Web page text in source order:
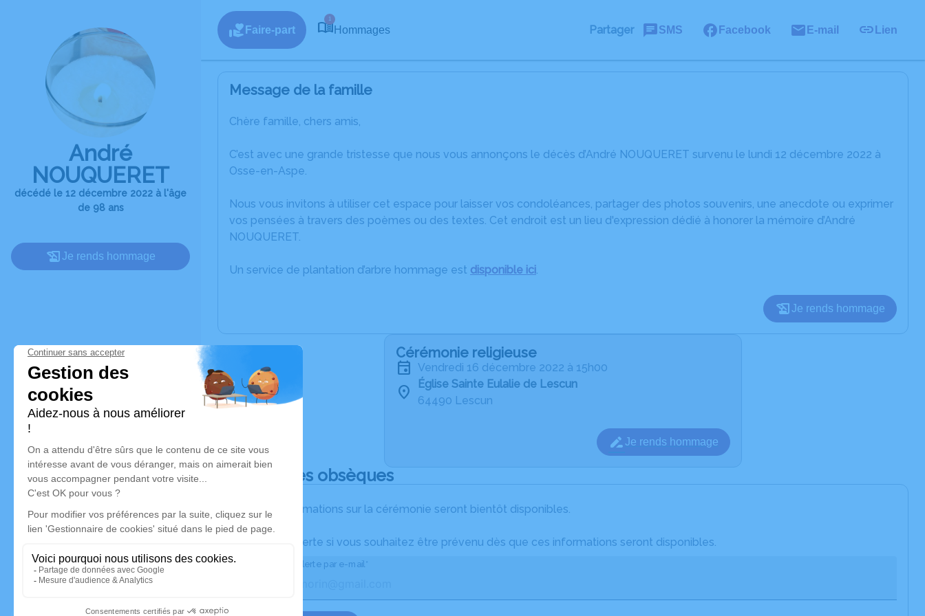
André
NOUQUERET
décédé le 12 décembre 2022 à l'âge
de 98 ans
Je rends hommage
Faire-part
1
Hommages Partager SMS Facebook E-mail Lien
Message de la famille
Chère famille, chers amis,
C’est avec une grande tristesse que nous vous annonçons le décès d’André NOUQUERET survenu le lundi 12 décembre 2022 à
Osse-en-Aspe.
Nous vous invitons à utiliser cet espace pour laisser vos condoléances, partager des photos souvenirs, une anecdote ou exprimer
vos pensées à travers des poèmes ou des textes. Cet endroit est un lieu d'expression dédié à honorer la mémoire d’André
NOUQUERET.
Un service de plantation d’arbre hommage est disponible ici.
Je rends hommage
Cérémonie religieuse
vendredi 16 décembre 2022 à 15h00
Église Sainte Eulalie de Lescun
64490 Lescun
Je rends hommage
Déroulé des obsèques
Les informations sur la cérémonie seront bientôt disponibles.
Activez une alerte si vous souhaitez être prévenu dès que ces informations seront disponibles.
Recevoir une alerte par e-mail*